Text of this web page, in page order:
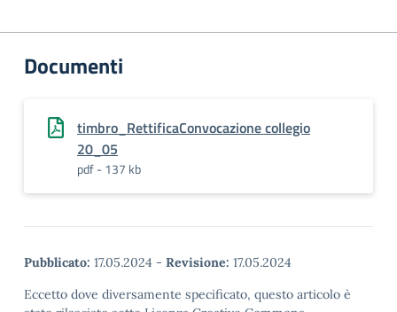
Documenti
timbro_RettificaConvocazione collegio
20_05
pdf - 137 kb
Pubblicato: 17.05.2024 - Revisione: 17.05.2024
Eccetto dove diversamente specificato, questo articolo è